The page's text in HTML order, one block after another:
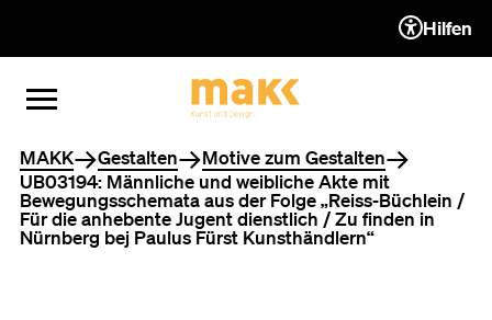
ZUM INHALT (ACCESSKEY 1)
ZUR NAVIGATION
ZUM FOOTER (ACCESSKEY 3)
MENÜ ÖFFNEN
MENÜ SCHLIESSEN
Hilfen
Sie befinden sich hier
MAKK Gestalten
Motive zum Gestalten
UB03194: Männliche und weibliche Akte mit
Bewegungsschemata aus der Folge „Reiss-Büchlein /
Für die anhebente Jugent dienstlich / Zu finden in
Nürnberg bej Paulus Fürst Kunsthändlern“